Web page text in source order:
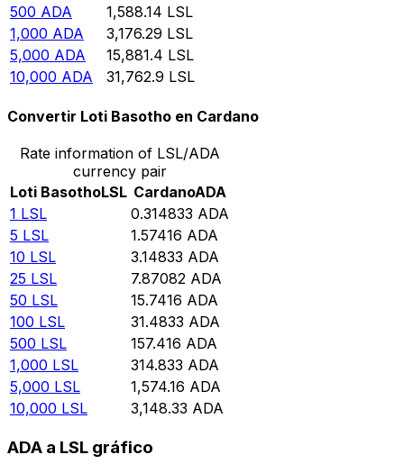
500 ADA 1,588.14 LSL
1,000 ADA 3,176.29 LSL
5,000 ADA 15,881.4 LSL
10,000 ADA 31,762.9 LSL
Convertir Loti Basotho en Cardano
Rate information of LSL/ADA
currency pair
Loti BasothoLSL CardanoADA
1 LSL 0.314833 ADA
5 LSL 1.57416 ADA
10 LSL 3.14833 ADA
25 LSL 7.87082 ADA
50 LSL 15.7416 ADA
100 LSL 31.4833 ADA
500 LSL 157.416 ADA
1,000 LSL 314.833 ADA
5,000 LSL 1,574.16 ADA
10,000 LSL 3,148.33 ADA
ADA a LSL gráfico